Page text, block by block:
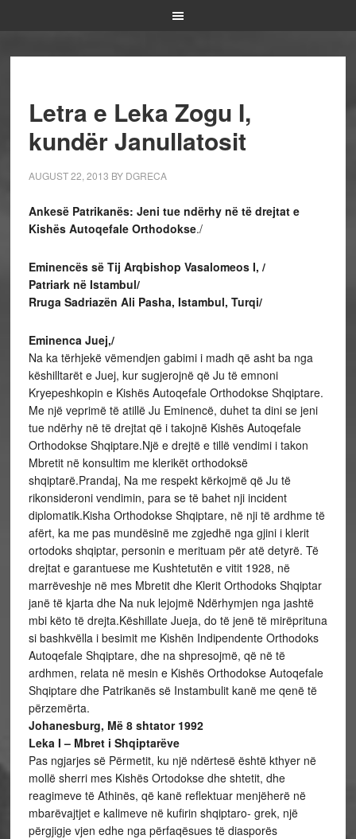
Letra e Leka Zogu I,
kundër Janullatosit
AUGUST 22, 2013 BY DGRECA
Ankesë Patrikanës: Jeni tue ndërhy në të drejtat e
Kishës Autoqefale Orthodokse./
Eminencës së Tij Arqbishop Vasalomeos I, /
Patriark në Istambul/
Rruga Sadriazën Ali Pasha, Istambul, Turqi/
Eminenca Juej,/
Na ka tërhjekë vëmendjen gabimi i madh që asht ba nga
këshilltarët e Juej, kur sugjerojnë që Ju të emnoni
Kryepeshkopin e Kishës Autoqefale Orthodokse Shqiptare.
Me një veprimë të atillë Ju Eminencë, duhet ta dini se jeni
tue ndërhy në të drejtat që i takojnë Kishës Autoqefale
Orthodokse Shqiptare.Një e drejtë e tillë vendimi i takon
Mbretit në konsultim me klerikët orthodoksë
shqiptarë.Prandaj, Na me respekt kërkojmë që Ju të
rikonsideroni vendimin, para se të bahet nji incident
diplomatik.Kisha Orthodokse Shqiptare, në nji të ardhme të
afërt, ka me pas mundësinë me zgjedhë nga gjini i klerit
ortodoks shqiptar, personin e merituam për atë detyrë. Të
drejtat e garantuese me Kushtetutën e vitit 1928, në
marrëveshje në mes Mbretit dhe Klerit Orthodoks Shqiptar
janë të kjarta dhe Na nuk lejojmë Ndërhymjen nga jashtë
mbi këto të drejta.Këshillate Jueja, do të jenë të mirëprituna
si bashkvëlla i besimit me Kishën Indipendente Orthodoks
Autoqefale Shqiptare, dhe na shpresojmë, që në të
ardhmen, relata në mesin e Kishës Orthodokse Autoqefale
Shqiptare dhe Patrikanës së Instambulit kanë me qenë të
përzemërta.
Johanesburg, Më 8 shtator 1992
Leka I – Mbret i Shqiptarëve
Pas ngjarjes së Përmetit, ku një ndërtesë është kthyer në
mollë sherri mes Kishës Ortodokse dhe shtetit, dhe
reagimeve të Athinës, që kanë reflektuar menjëherë në
mbarëvajtjet e kalimeve në kufirin shqiptaro- grek, një
përgjigje vjen edhe nga përfaqësues të diasporës